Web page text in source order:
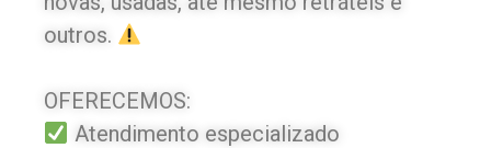
outros.
OFERECEMOS:
Atendimento especializado